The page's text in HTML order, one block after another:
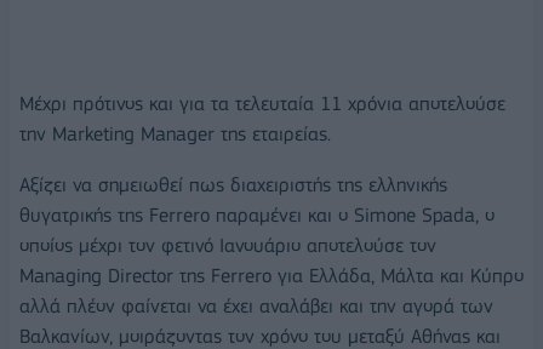
Mέχρι πρότινος και για τα τελευταία 11 χρόνια αποτελούσε
την Marketing Manager της εταιρείας.
Αξίζει να σημειωθεί πως διαχειριστής της ελληνικής
θυγατρικής της Ferrero παραμένει και ο Simone Spada, ο
οποίος μέχρι τον φετινό Ιανουάριο αποτελούσε τον
Managing Director της Ferrero για Ελλάδα, Μάλτα και Κύπρο
αλλά πλέον φαίνεται να έχει αναλάβει και την αγορά των
Βαλκανίων, μοιράζοντας τον χρόνο του μεταξύ Αθήνας και